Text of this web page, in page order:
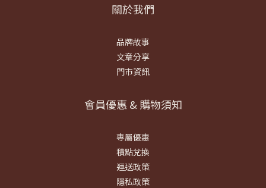
關於我們
品牌故事
文章分享
門市資訊
會員優惠 & 購物須知
專屬優惠
積點兌換
運送政策
隱私政策